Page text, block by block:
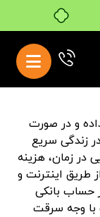
و در صورت
زندگی سریع
زمان، هزینه
طریق اینترنت و
حساب بانکی
با وجه سرقت